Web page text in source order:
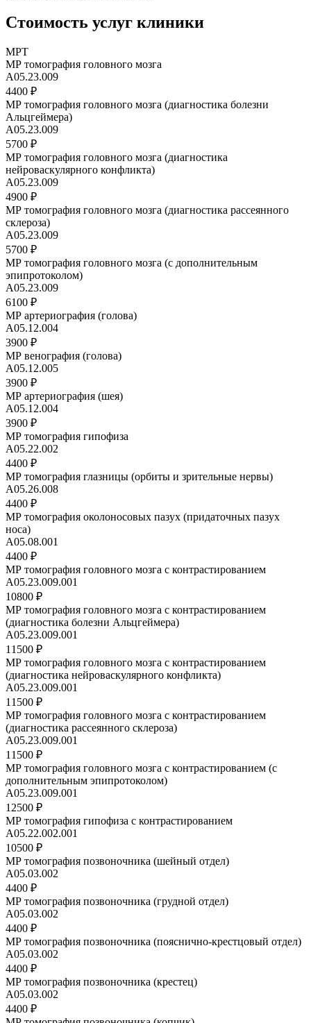
Стоимость услуг клиники
МРТ
МР томография головного мозга
A05.23.009
4400 ₽
МР томография головного мозга (диагностика болезни
Альцгеймера)
A05.23.009
5700 ₽
МР томография головного мозга (диагностика
нейроваскулярного конфликта)
A05.23.009
4900 ₽
МР томография головного мозга (диагностика рассеянного
склероза)
A05.23.009
5700 ₽
МР томография головного мозга (с дополнительным
эпипротоколом)
A05.23.009
6100 ₽
МР артериография (голова)
A05.12.004
3900 ₽
МР венография (голова)
A05.12.005
3900 ₽
МР артериография (шея)
A05.12.004
3900 ₽
МР томография гипофиза
A05.22.002
4400 ₽
МР томография глазницы (орбиты и зрительные нервы)
A05.26.008
4400 ₽
МР томография околоносовых пазух (придаточных пазух
носа)
А05.08.001
4400 ₽
МР томография головного мозга с контрастированием
A05.23.009.001
10800 ₽
МР томография головного мозга с контрастированием
(диагностика болезни Альцгеймера)
A05.23.009.001
11500 ₽
МР томография головного мозга с контрастированием
(диагностика нейроваскулярного конфликта)
A05.23.009.001
11500 ₽
МР томография головного мозга с контрастированием
(диагностика рассеянного склероза)
A05.23.009.001
11500 ₽
МР томография головного мозга с контрастированием (с
дополнительным эпипротоколом)
A05.23.009.001
12500 ₽
МР томография гипофиза с контрастированием
A05.22.002.001
10500 ₽
МР томография позвоночника (шейный отдел)
A05.03.002
4400 ₽
МР томография позвоночника (грудной отдел)
A05.03.002
4400 ₽
МР томография позвоночника (пояснично-крестцовый отдел)
А05.03.002
4400 ₽
МР томография позвоночника (крестец)
A05.03.002
4400 ₽